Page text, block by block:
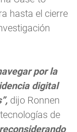
hasta el cierre
por la
digital
dijo Ronnen
de